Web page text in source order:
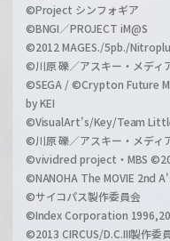
©Project シンフォギア
©BNGI／PROJECT iM@S
©2012 MAGES./5pb./
©川原 礫／アスキー・メディ
©SEGA / ©Crypton Future
by KEI
©VisualArt's/Key/Team
©川原 礫／アスキー・メディ
©vividred project・MBS
©NANOHA The MOVIE 2nd
©サイコパス製作委員会
©Index Corporation
©2013 CIRCUS/D.C.III製作委